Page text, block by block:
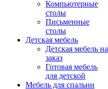
Компьютерные
столы
Письменные
столы
Детская мебель
Детская мебель на
заказ
Готовая мебель
для детской
Мебель для спальни